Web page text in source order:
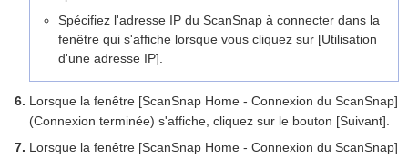
Spécifiez l'adresse IP du ScanSnap à connecter dans la
fenêtre qui s'affiche lorsque vous cliquez sur [Utilisation
d'une adresse IP].
Lorsque la fenêtre [ScanSnap Home - Connexion du ScanSnap]
(Connexion terminée) s'affiche, cliquez sur le bouton [Suivant].
Lorsque la fenêtre [ScanSnap Home - Connexion du ScanSnap]